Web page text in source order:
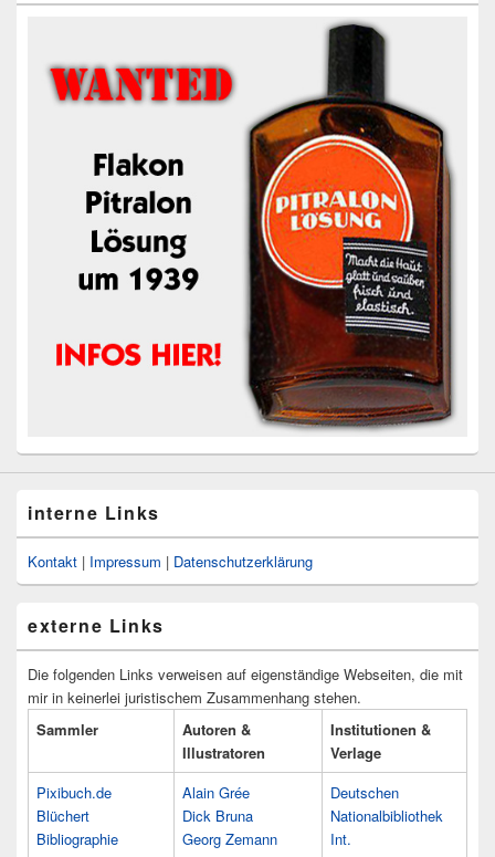
interne Links
Kontakt | Impressum | Datenschutzerklärung
externe Links
Die folgenden Links verweisen auf eigenständige Webseiten, die mit
mir in keinerlei juristischem Zusammenhang stehen.
Sammler
Autoren &
Illustratoren
Institutionen &
Verlage
Pixibuch.de
Blüchert
Bibliographie
Alain Grée
Dick Bruna
Georg Zemann
Deutschen
Nationalbibliothek
Int.